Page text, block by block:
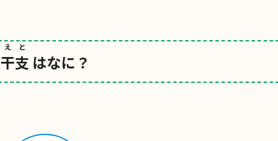
干支
えと
はなに？